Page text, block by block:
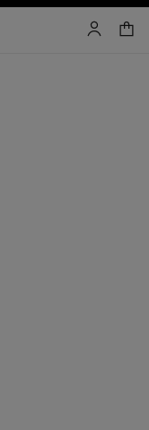
マイアカ
カー